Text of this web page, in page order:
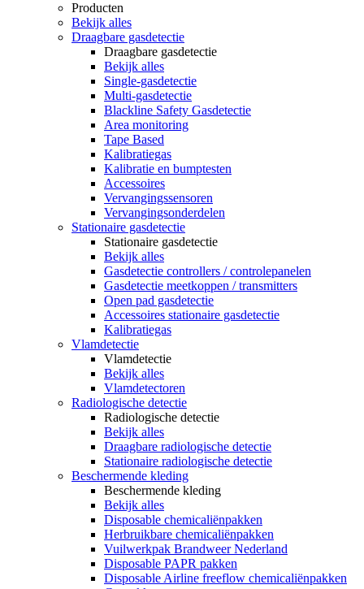
Producten
Bekijk alles
Draagbare gasdetectie
Draagbare gasdetectie
Bekijk alles
Single-gasdetectie
Multi-gasdetectie
Blackline Safety Gasdetectie
Area monitoring
Tape Based
Kalibratiegas
Kalibratie en bumptesten
Accessoires
Vervangingssensoren
Vervangingsonderdelen
Stationaire gasdetectie
Stationaire gasdetectie
Bekijk alles
Gasdetectie controllers / controlepanelen
Gasdetectie meetkoppen / transmitters
Open pad gasdetectie
Accessoires stationaire gasdetectie
Kalibratiegas
Vlamdetectie
Vlamdetectie
Bekijk alles
Vlamdetectoren
Radiologische detectie
Radiologische detectie
Bekijk alles
Draagbare radiologische detectie
Stationaire radiologische detectie
Beschermende kleding
Beschermende kleding
Bekijk alles
Disposable chemicaliënpakken
Herbruikbare chemicaliënpakken
Vuilwerkpak Brandweer Nederland
Disposable PAPR pakken
Disposable Airline freeflow chemicaliënpakken